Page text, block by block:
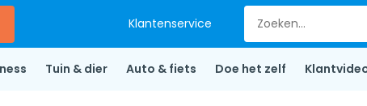
Klantenservice
Tuin & dier Auto & fiets Doe het zelf